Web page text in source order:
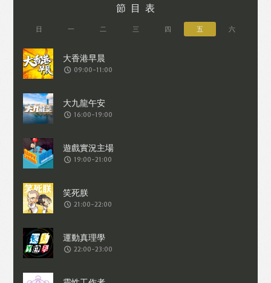
節目表
日 一 二 三 四 五 六
09:00-11:00
16:00-19:00
19:00-21:00
21:00-22:00
22:00-23:00